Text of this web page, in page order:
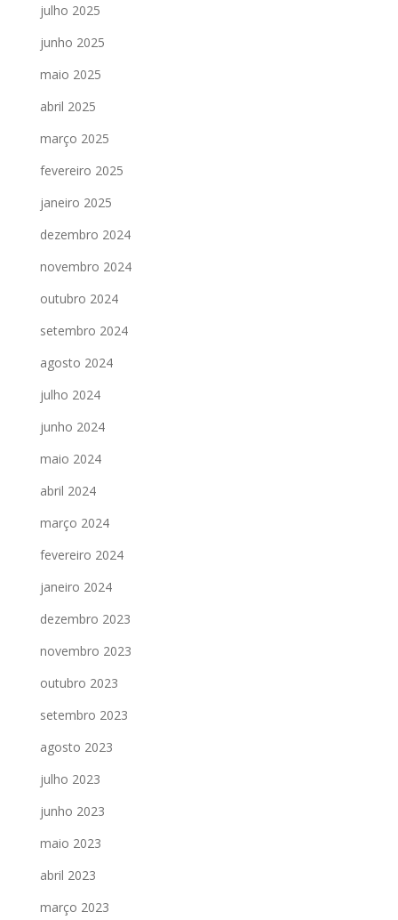
julho 2025
junho 2025
maio 2025
abril 2025
março 2025
fevereiro 2025
janeiro 2025
dezembro 2024
novembro 2024
outubro 2024
setembro 2024
agosto 2024
julho 2024
junho 2024
maio 2024
abril 2024
março 2024
fevereiro 2024
janeiro 2024
dezembro 2023
novembro 2023
outubro 2023
setembro 2023
agosto 2023
julho 2023
junho 2023
maio 2023
abril 2023
março 2023